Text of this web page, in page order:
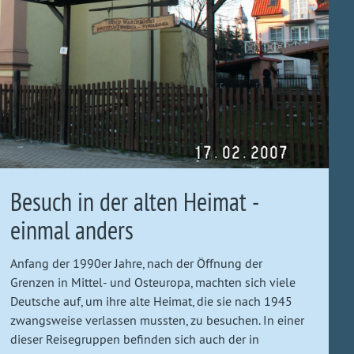
Besuch in der alten Heimat -
einmal anders
Anfang der 1990er Jahre, nach der Öffnung der
Grenzen in Mittel- und Osteuropa, machten sich viele
Deutsche auf, um ihre alte Heimat, die sie nach 1945
zwangsweise verlassen mussten, zu besuchen. In einer
dieser Reisegruppen befinden sich auch der in